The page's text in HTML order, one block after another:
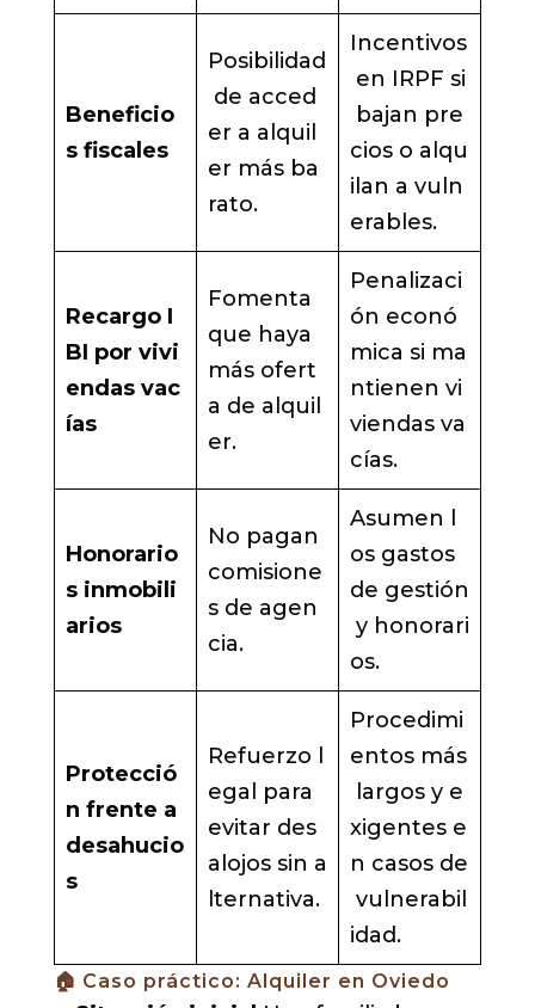
Beneficio
s fiscales
Posibilidad
de acced
er a alquil
er más ba
rato.
Incentivos
en IRPF si
bajan pre
cios o alqu
ilan a vuln
erables.
Recargo I
BI por vivi
endas vac
ías
Fomenta
que haya
más ofert
a de alquil
er.
Penalizaci
ón econó
mica si ma
ntienen vi
viendas va
cías.
Honorario
s inmobili
arios
No pagan
comisione
s de agen
cia.
Asumen l
os gastos
de gestión
y honorari
os.
Protecció
n frente a
desahucio
s
Refuerzo l
egal para
evitar des
alojos sin a
lternativa.
Procedimi
entos más
largos y e
xigentes e
n casos de
vulnerabil
idad.
🏠 Caso práctico: Alquiler en Oviedo